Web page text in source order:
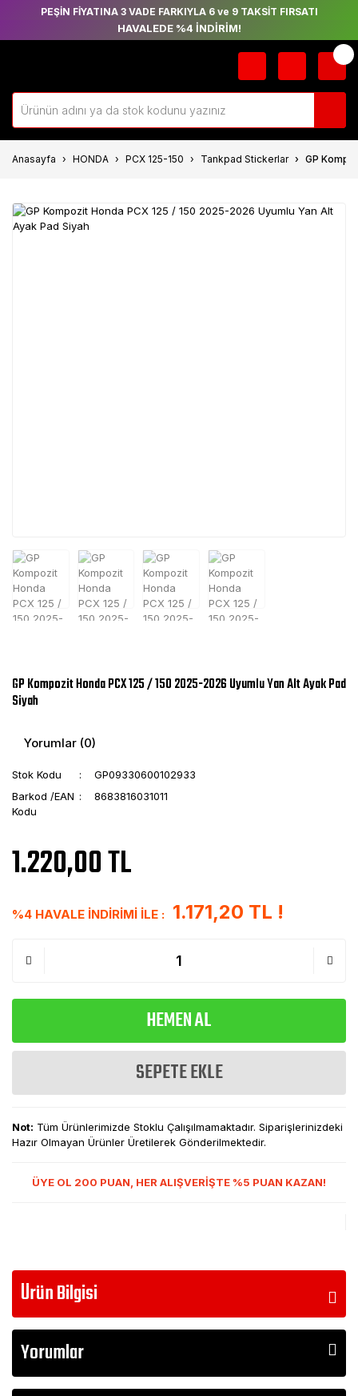
PEŞİN FİYATINA 3 VADE FARKIYLA 6 ve 9 TAKSİT FIRSATI
HAVALEDE %4 İNDİRİM!
Anasayfa HONDA PCX 125-150 Tankpad Stickerlar GP
GP Kompozit Honda PCX 125 / 150 2025-2026 Uyumlu Yan Alt Ayak Pad
Siyah
Yorumlar (0)
Stok Kodu
GP09330600102933
Barkod /EAN
Kodu
8683816031011
1.220,00 TL
%4 HAVALE İNDİRİMİ İLE : 1.171,20 TL !
HEMEN AL
SEPETE EKLE
Not: Tüm Ürünlerimizde Stoklu Çalışılmamaktadır. Siparişlerinizdeki
Hazır Olmayan Ürünler Üretilerek Gönderilmektedir.
ÜYE OL 200 PUAN, HER ALIŞVERİŞTE %5 PUAN KAZAN!
Ürün Bilgisi
Yorumlar